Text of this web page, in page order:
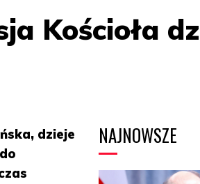
Kościoła
dzieje
NAJNOWSZE